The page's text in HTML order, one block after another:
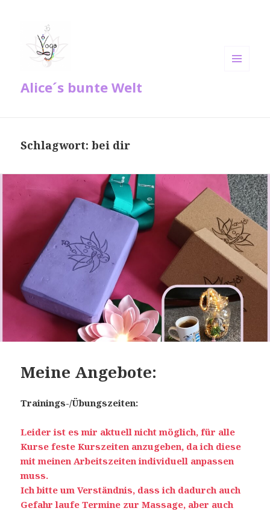
Alice´s bunte Welt
Schlagwort:bei dir
Meine Angebote:
Trainings-/Übungszeiten:
Leider ist es mir aktuell nicht möglich, für alle
Kurse feste Kurszeiten anzugeben, da ich diese
mit meinen Arbeitszeiten individuell anpassen
muss.
Ich bitte um Verständnis, dass ich dadurch auch
Gefahr laufe Termine zur Massage, aber auch